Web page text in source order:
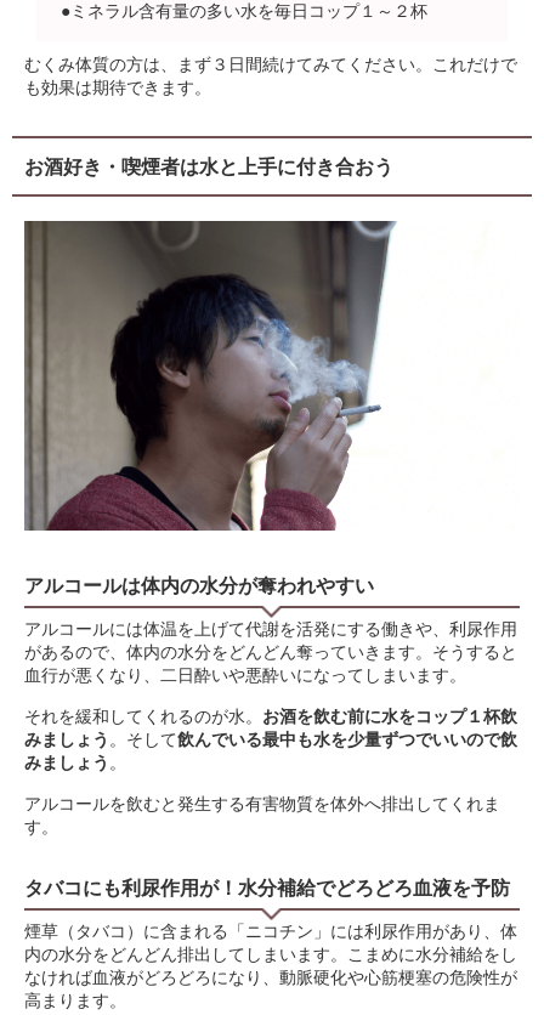
●ミネラル含有量の多い水を毎日コップ１～２杯
むくみ体質の方は、まず３日間続けてみてください。これだけで
も効果は期待できます。
お酒好き・喫煙者は水と上手に付き合おう
アルコールは体内の水分が奪われやすい
アルコールには体温を上げて代謝を活発にする働きや、利尿作用
があるので、体内の水分をどんどん奪っていきます。そうすると
血行が悪くなり、二日酔いや悪酔いになってしまいます。
それを緩和してくれるのが水。 お酒を飲む前に水をコップ１杯飲
みましょう 。そして飲んでいる最中も水を少量ずつでいいので飲
みましょう 。
アルコールを飲むと発生する有害物質を体外へ排出してくれま
す。
タバコにも利尿作用が！水分補給でどろどろ血液を予防
煙草（タバコ）に含まれる「ニコチン」には利尿作用があり、体
内の水分をどんどん排出してしまいます。こまめに水分補給をし
なければ血液がどろどろになり、動脈硬化や心筋梗塞の危険性が
高まります。